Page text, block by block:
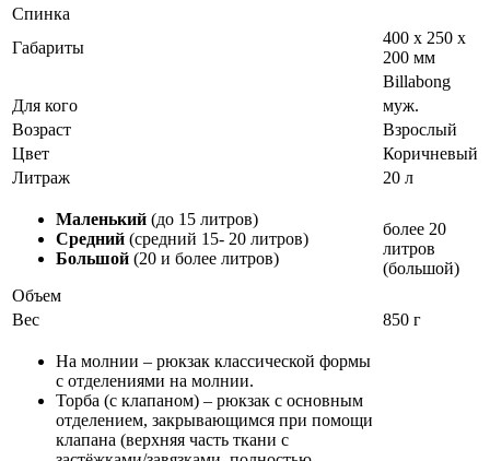
Спинка
Габариты
400 x 250 x
200 мм
Billabong
Для кого
муж.
Возраст
Взрослый
Цвет
Коричневый
Литраж
20 л
Маленький (до 15 литров)
Средний (средний 15- 20 литров)
Большой (20 и более литров)
Объем
более 20
литров
(большой)
Вес 850 г
На молнии – рюкзак классической формы
с отделениями на молнии.
Торба (с клапаном) – рюкзак с основным
отделением, закрывающимся при помощи
клапана (верхняя часть ткани с